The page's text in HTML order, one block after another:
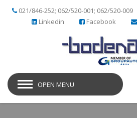
021/846-252; 062/520-001; 062/520-009
Facebook
Linkedin
OPEN MENU